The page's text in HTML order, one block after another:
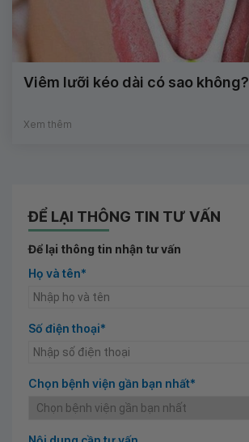
Viêm lưỡi kéo dài có sao không?
Xem thêm
ĐỂ LẠI THÔNG TIN TƯ VẤN
Để lại thông tin nhận tư vấn
Họ và tên*
Số điện thoại*
Chọn bệnh viện gần bạn nhất*